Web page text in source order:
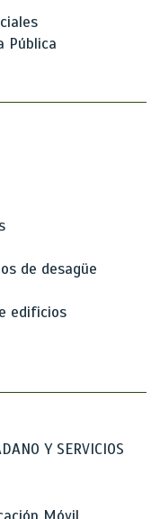
Pública
de desagüe
edificios
Y SERVICIOS